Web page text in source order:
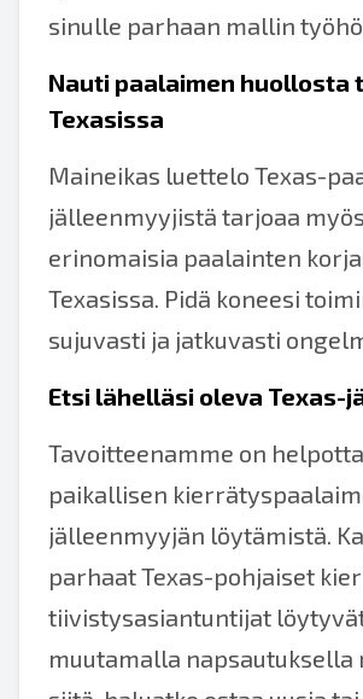
sinulle parhaan mallin
Nauti paalaimen huollosta
Texasissa
Maineikas luettelo Texas-
jälleenmyyjistä tarjoaa myös
erinomaisia paalainten
Texasissa. Pidä koneesi
sujuvasti ja jatkuvasti
Etsi lähelläsi oleva Texas-
Tavoitteenamme on
paikallisen
jälleenmyyjän löytämistä.
parhaat Texas-pohjaiset
tiivistysasiantuntijat
muutamalla